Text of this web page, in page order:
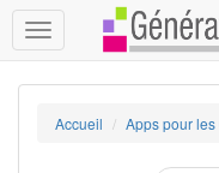
Toggle
navigation
Accueil Apps pour les